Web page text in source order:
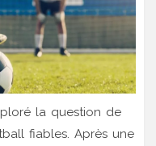
la question de
fiables. Après une